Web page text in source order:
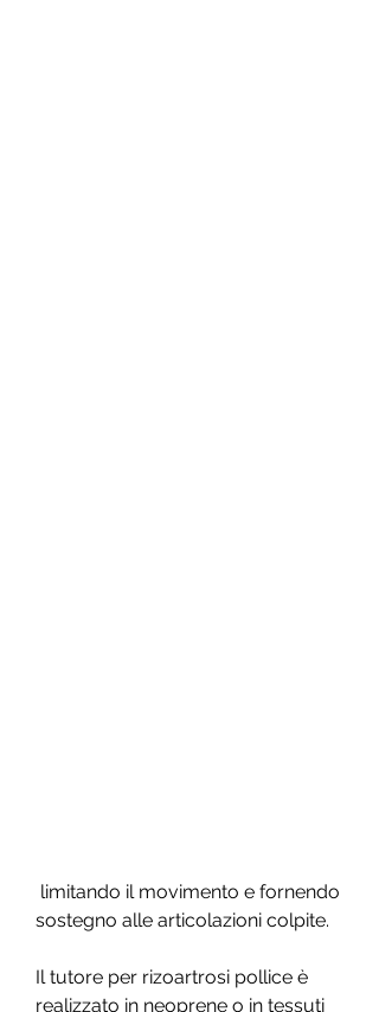
sostegno alle articolazioni colpite.
Il tutore per rizoartrosi pollice è
realizzato in neoprene o in tessuti